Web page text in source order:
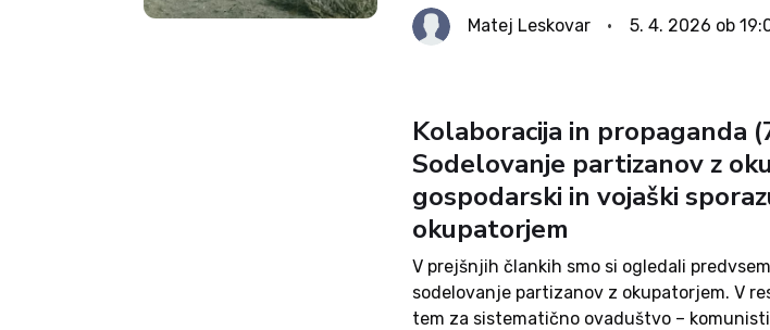
poročajo tudi Črne bukve, ki so, kot danes
najzanesljivejših virov za zgodovino 2.
Matej Leskovar 5. 4. 2026 ob
Kolaboracija in propaganda
Sodelovanje partizanov z
gospodarski in vojaški
okupatorjem
V prejšnjih člankih smo si ogledali
sodelovanje partizanov z okupatorjem. V
tem za sistematično ovaduštvo – komunisti